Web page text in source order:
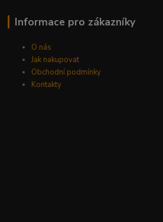
Informace pro zákazníky
O nás
Jak nakupovat
Obchodní podmínky
Kontakty